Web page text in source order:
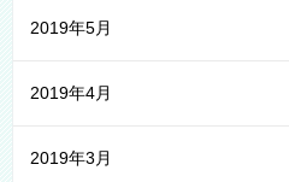
2019年5月
2019年4月
2019年3月